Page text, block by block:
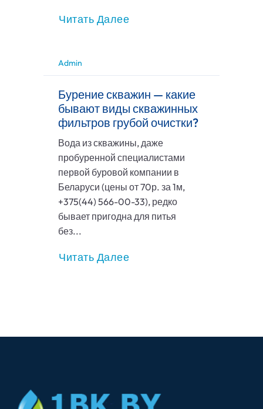
Читать Далее
Admin
Бурение скважин — какие
бывают виды скважинных
фильтров грубой очистки?
Вода из скважины, даже
пробуренной специалистами
первой буровой компании в
Беларуси (цены от 70р. за 1м,
+375(44) 566-00-33), редко
бывает пригодна для питья
без...
Читать Далее